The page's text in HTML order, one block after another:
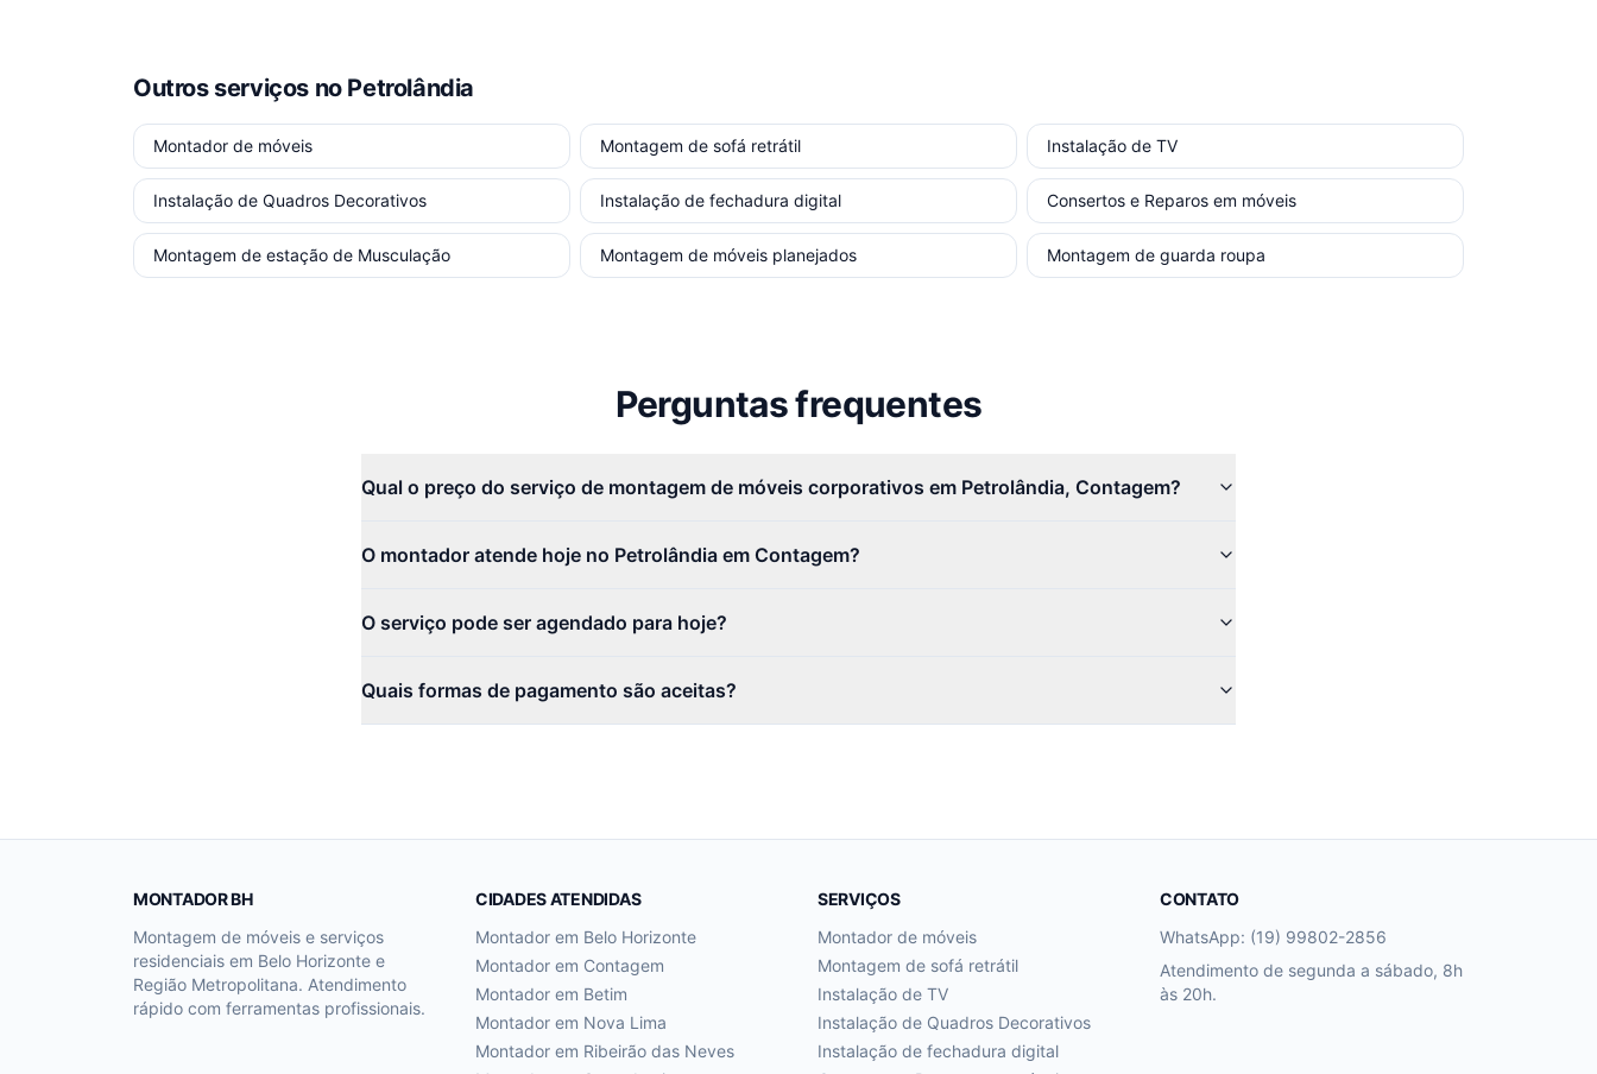
Outros serviços no Petrolândia
Montador de móveis Montagem de sofá retrátil Instalação de TV
Instalação de Quadros Decorativos Instalação de fechadura digital Consertos e Reparos em móveis
Montagem de estação de Musculação Montagem de móveis planejados Montagem de guarda roupa
Perguntas frequentes
Qual o preço do serviço de montagem de móveis corporativos em Petrolândia, Contagem?
O montador atende hoje no Petrolândia em Contagem?
O serviço pode ser agendado para hoje?
Quais formas de pagamento são aceitas?
MONTADOR BH
Montagem de móveis e serviços
residenciais em Belo Horizonte e
Região Metropolitana. Atendimento
rápido com ferramentas profissionais.
CIDADES ATENDIDAS
Montador em Belo Horizonte
Montador em Contagem
Montador em Betim
Montador em Nova Lima
Montador em Ribeirão das Neves
SERVIÇOS
Montador de móveis
Montagem de sofá retrátil
Instalação de TV
Instalação de Quadros Decorativos
Instalação de fechadura digital
CONTATO
WhatsApp: (19) 99802-2856
Atendimento de segunda a sábado, 8h
às 20h.